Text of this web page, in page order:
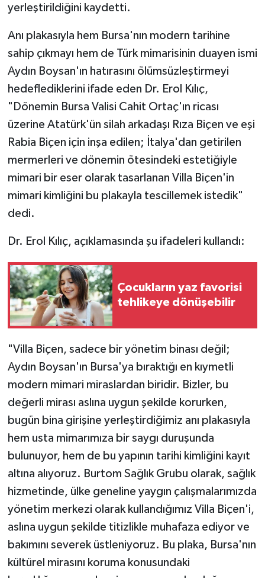
yerleştirildiğini kaydetti.
Anı plakasıyla hem Bursa'nın modern tarihine
sahip çıkmayı hem de Türk mimarisinin duayen ismi
Aydın Boysan'ın hatırasını ölümsüzleştirmeyi
hedeflediklerini ifade eden Dr. Erol Kılıç,
"Dönemin Bursa Valisi Cahit Ortaç'ın ricası
üzerine Atatürk'ün silah arkadaşı Rıza Biçen ve eşi
Rabia Biçen için inşa edilen; İtalya'dan getirilen
mermerleri ve dönemin ötesindeki estetiğiyle
mimari bir eser olarak tasarlanan Villa Biçen'in
mimari kimliğini bu plakayla tescillemek istedik"
dedi.
Dr. Erol Kılıç, açıklamasında şu ifadeleri kullandı:
Çocukların yaz favorisi
tehlikeye dönüşebilir
"Villa Biçen, sadece bir yönetim binası değil;
Aydın Boysan'ın Bursa'ya bıraktığı en kıymetli
modern mimari miraslardan biridir. Bizler, bu
değerli mirası aslına uygun şekilde korurken,
bugün bina girişine yerleştirdiğimiz anı plakasıyla
hem usta mimarımıza bir saygı duruşunda
bulunuyor, hem de bu yapının tarihi kimliğini kayıt
altına alıyoruz. Burtom Sağlık Grubu olarak, sağlık
hizmetinde, ülke geneline yaygın çalışmalarımızda
yönetim merkezi olarak kullandığımız Villa Biçen'i,
aslına uygun şekilde titizlikle muhafaza ediyor ve
bakımını severek üstleniyoruz. Bu plaka, Bursa'nın
kültürel mirasını koruma konusundaki